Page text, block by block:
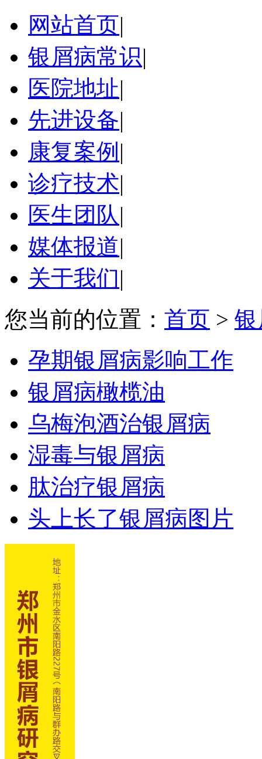
网站首页|
银屑病常识|
医院地址|
先进设备|
康复案例 |
诊疗技术|
医生团队|
媒体报道|
关于我们|
您当前的位置： 首页 >
孕期银屑病影响工作
银屑病橄榄油
乌梅泡酒治银屑病
湿毒与银屑病
肽治疗银屑病
头上长了银屑病图片